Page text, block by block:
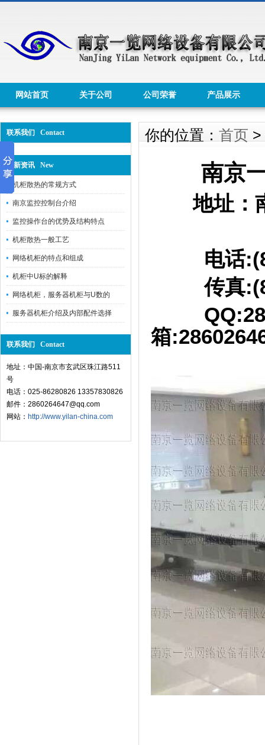
网站首页 关于公司 公司荣誉 产品展示
联系我们 Contact
最新资讯 New
机柜散热的常规方式
南京监控控制台介绍
监控操作台的优势及结构特点
机柜散热一般工艺
网络机柜的特点和组成
机柜中U标的解释
网络机柜，服务器机柜与U数的
服务器机柜介绍及内部配件选择
联系我们 Contact
地址：中国-南京市玄武区珠江路511
号
电话：025-86280826 13357830826
邮件：2860264647@qq.com
网站： http://www.yilan-china.com
你的位置： 首页 >
南京
地址：
电话
传真
箱